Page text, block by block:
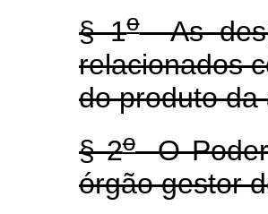
§ 1oAs
relacionados
do produto da
§ 2oO Poder
órgão gestor